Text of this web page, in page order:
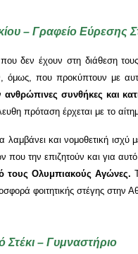
– Γραφείο Εύρεσης
δεν έχουν στη διάθεση
όμως, που προκύπτουν με
ανθρώπινες συνθήκες και
πρόταση έρχεται με το
λαμβάνει και νομοθετική
την επιζητούν και για
τους Ολυμπιακούς Αγώνες.
φοιτητικής στέγης στην
Στέκι – Γυμναστήριο